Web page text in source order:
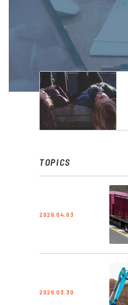
TOPICS
2026.04.03
2026.03.30